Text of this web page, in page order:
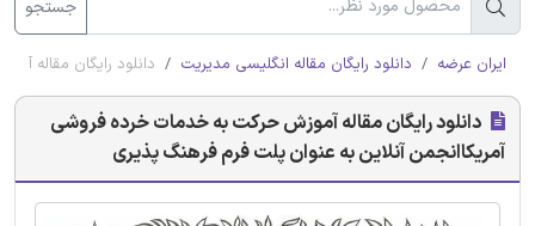
جستجو
ایران عرضه دانلود رایگان مقاله انگلیسی مدیریت دانلود رایگان مقاله
دانلود رایگان مقاله آموزش حرکت به خدمات خرده فروشی
آمریکاانجمن آنلاین به عنوان پلت فرم فرهنگ پذیری